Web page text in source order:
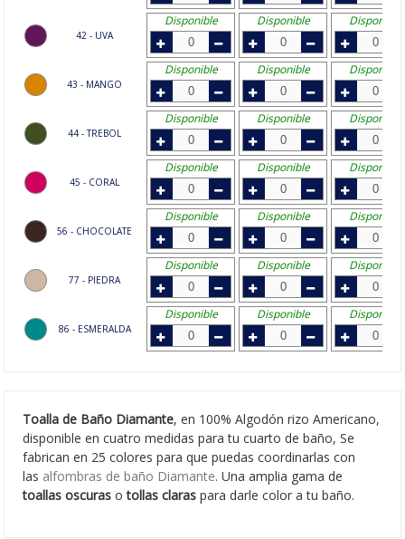
42 - UVA
43 - MANGO
44 - TREBOL
45 - CORAL
56 - CHOCOLATE
77 - PIEDRA
86 - ESMERALDA
Disponible Disponible Disponible
Disponible Disponible Disponible
Disponible Disponible Disponible
Disponible Disponible Disponible
Disponible Disponible Disponible
Disponible Disponible Disponible
Disponible Disponible Disponible
Toalla de Baño Diamante, en 100% Algodón rizo Americano,
disponible en cuatro medidas para tu cuarto de baño, Se
fabrican en 25 colores para que puedas coordinarlas con
las alfombras de baño Diamante. Una amplia gama de
toallas oscuras otollas claras para darle color a tu baño.